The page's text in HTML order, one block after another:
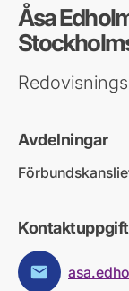
Åsa
Avdelningar
E-post: